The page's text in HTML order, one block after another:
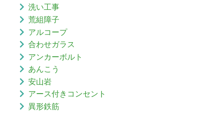
洗い工事
荒組障子
アルコープ
合わせガラス
アンカーボルト
あんこう
安山岩
アース付きコンセント
異形鉄筋